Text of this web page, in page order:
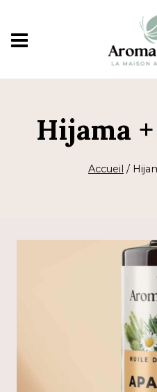
contenu
Hijama
Accueil /